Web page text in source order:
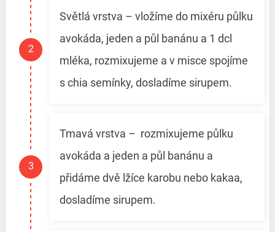
Světlá vrstva – vložíme do mixéru půlku
avokáda, jeden a půl banánu a 1 dcl
mléka, rozmixujeme a v misce spojíme
s chia semínky, dosladíme sirupem.
Tmavá vrstva – rozmixujeme půlku
avokáda a jeden a půl banánu a
přidáme dvě lžíce karobu nebo kakaa,
dosladíme sirupem.